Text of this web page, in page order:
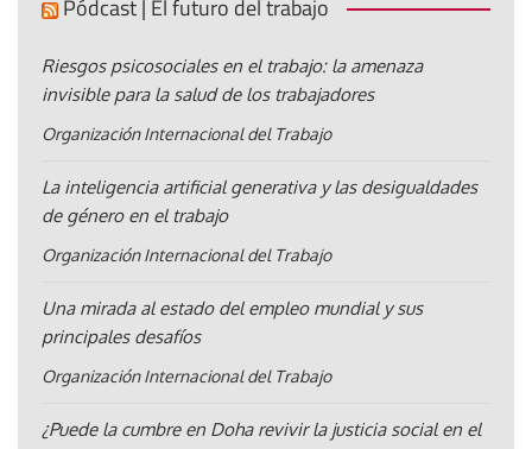
Pódcast | El futuro del trabajo
Riesgos psicosociales en el trabajo: la amenaza
invisible para la salud de los trabajadores
Organización Internacional del Trabajo
La inteligencia artificial generativa y las desigualdades
de género en el trabajo
Organización Internacional del Trabajo
Una mirada al estado del empleo mundial y sus
principales desafíos
Organización Internacional del Trabajo
¿Puede la cumbre en Doha revivir la justicia social en el